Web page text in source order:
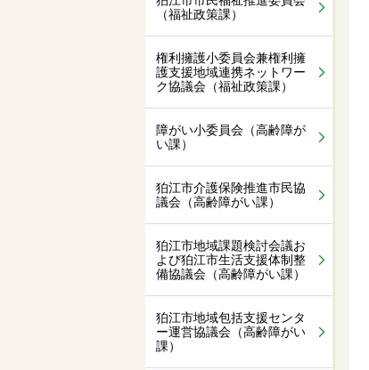
（福祉政策課）
権利擁護小委員会兼権利擁
護支援地域連携ネットワー
ク協議会（福祉政策課）
障がい小委員会（高齢障が
い課）
狛江市介護保険推進市民協
議会（高齢障がい課）
狛江市地域課題検討会議お
よび狛江市生活支援体制整
備協議会（高齢障がい課）
狛江市地域包括支援センタ
ー運営協議会（高齢障がい
課）